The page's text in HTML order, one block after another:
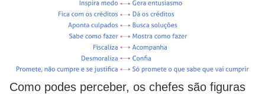
Como podes perceber, os chefes são figuras